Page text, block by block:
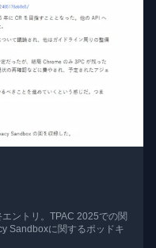
ントリ。TPAC 2025での関
Sandboxに関するポッドキ